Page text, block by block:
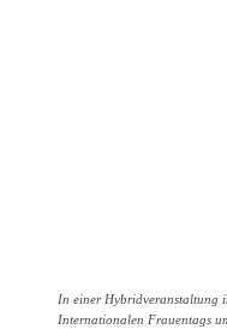
In einer Hybridveranstaltung
Internationalen Frauentags